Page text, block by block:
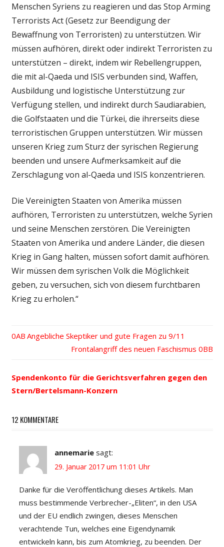
Menschen Syriens zu reagieren und das Stop Arming
Terrorists Act (Gesetz zur Beendigung der
Bewaffnung von Terroristen) zu unterstützen. Wir
müssen aufhören, direkt oder indirekt Terroristen zu
unterstützen – direkt, indem wir Rebellengruppen,
die mit al-Qaeda und ISIS verbunden sind, Waffen,
Ausbildung und logistische Unterstützung zur
Verfügung stellen, und indirekt durch Saudiarabien,
die Golfstaaten und die Türkei, die ihrerseits diese
terroristischen Gruppen unterstützen. Wir müssen
unseren Krieg zum Sturz der syrischen Regierung
beenden und unsere Aufmerksamkeit auf die
Zerschlagung von al-Qaeda und ISIS konzentrieren.
Die Vereinigten Staaten von Amerika müssen
aufhören, Terroristen zu unterstützen, welche Syrien
und seine Menschen zerstören. Die Vereinigten
Staaten von Amerika und andere Länder, die diesen
Krieg in Gang halten, müssen sofort damit aufhören.
Wir müssen dem syrischen Volk die Möglichkeit
geben, zu versuchen, sich von diesem furchtbaren
Krieg zu erholen.“
Vorheriger
Angebliche Skeptiker und gute Fragen zu 9/11
Nächster
Frontalangriff des neuen Faschismus
Spendenkonto für die Gerichtsverfahren gegen den
Stern/Bertelsmann-Konzern
12 KOMMENTARE
annemarie sagt:
29. Januar 2017 um 11:01 Uhr
Danke für die Veröffentlichung dieses Artikels. Man
muss bestimmende Verbrecher-„Eliten“, in den USA
und der EU endlich zwingen, dieses Menschen
verachtende Tun, welches eine Eigendynamik
entwickeln kann, bis zum Atomkrieg, zu beenden. Der